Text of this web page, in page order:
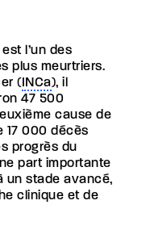
l’un des
plus meurtriers.
( INCa), il
47 500
cause de
17 000 décès
progrès du
part importante
un stade avancé,
clinique et de